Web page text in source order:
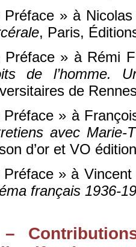
Préface » à
, Paris,
Préface » à Rémi
de l’homme.
de
» à
avec Marie-
d’or et VO
Préface » à
français 1936-